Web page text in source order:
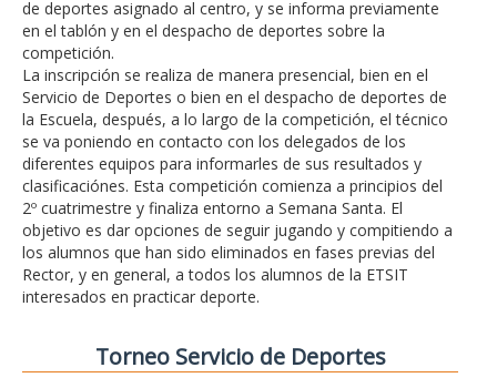
de deportes asignado al centro, y se informa previamente
en el tablón y en el despacho de deportes sobre la
competición.
La inscripción se realiza de manera presencial, bien en el
Servicio de Deportes o bien en el despacho de deportes de
la Escuela, después, a lo largo de la competición, el técnico
se va poniendo en contacto con los delegados de los
diferentes equipos para informarles de sus resultados y
clasificaciónes. Esta competición comienza a principios del
2º cuatrimestre y finaliza entorno a Semana Santa. El
objetivo es dar opciones de seguir jugando y compitiendo a
los alumnos que han sido eliminados en fases previas del
Rector, y en general, a todos los alumnos de la ETSIT
interesados en practicar deporte.
Torneo Servicio de Deportes